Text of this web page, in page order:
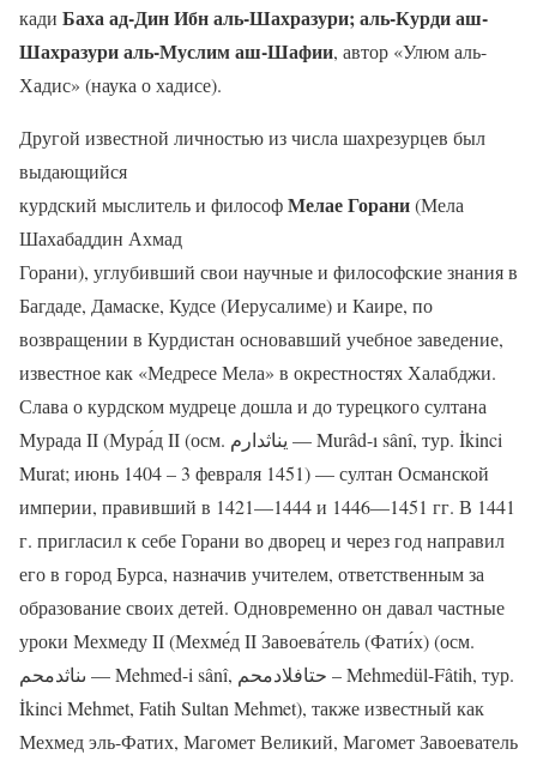
кади Баха ад-Дин Ибн аль-Шахразури; аль-Курди аш-
Шахразури аль-Муслим аш-Шафии, автор «Улюм аль-
Хадис» (наука о хадисе).
Другой известной личностью из числа шахрезурцев был
выдающийся
курдский мыслитель и философМелае Горани(Мела
Шахабаддин Ахмад
Горани), углубивший свои научные и философские знания в
Багдаде, Дамаске, Кудсе (Иерусалиме) и Каире, по
возвращении в Курдистан основавший учебное заведение,
известное как «Медресе Мела» в окрестностях Халабджи.
Слава о курдском мудреце дошла и до турецкого султана
Мурада II (Мура́д II (осм. يناثدارم‎ — Murâd-ı sânî, тур. İkinci
Murat; июнь 1404 – 3 февраля 1451) — султан Османской
империи, правивший в 1421—1444 и 1446—1451 гг. В 1441
г. пригласил к себе Горани во дворец и через год направил
его в город Бурса, назначив учителем, ответственным за
образование своих детей. Одновременно он давал частные
уроки Мехмеду II (Мехме́д II Завоева́тель (Фати́х) (осм.
ىناثدمحم‎ — Mehmed-i sânî, حتافلادمحم‎ – Mehmedül-Fâtih, тур.
İkinci Mehmet, Fatih Sultan Mehmet), также известный как
Мехмед эль-Фатих, Магомет Великий, Магомет Завоеватель